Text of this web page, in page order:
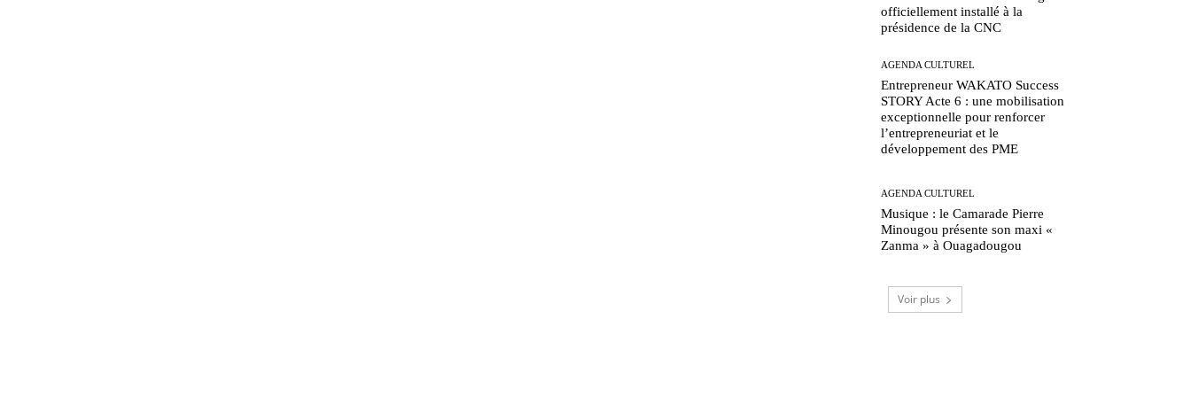
officiellement installé à la
présidence de la CNC
AGENDA CULTUREL
Entrepreneur WAKATO Success
STORY Acte 6 : une mobilisation
exceptionnelle pour renforcer
l’entrepreneuriat et le
développement des PME
AGENDA CULTUREL
Musique : le Camarade Pierre
Minougou présente son maxi «
Zanma » à Ouagadougou
Voir plus